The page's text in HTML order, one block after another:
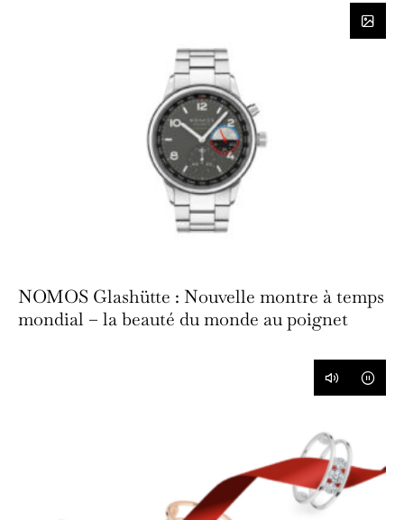
NOMOS Glashütte : Nouvelle montre à temps
mondial – la beauté du monde au poignet